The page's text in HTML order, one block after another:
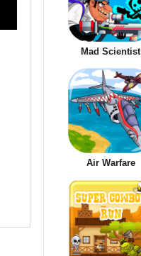
Mad Scientist
Air Warfare